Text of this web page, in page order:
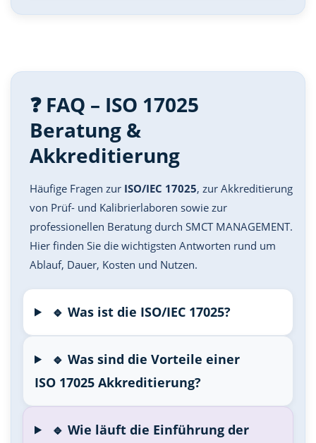
❓ FAQ – ISO 17025
Beratung &
Akkreditierung
Häufige Fragen zur ISO/IEC 17025, zur Akkreditierung
von Prüf- und Kalibrierlaboren sowie zur
professionellen Beratung durch SMCT MANAGEMENT.
Hier finden Sie die wichtigsten Antworten rund um
Ablauf, Dauer, Kosten und Nutzen.
🔹 Was ist die ISO/IEC 17025?
🔹 Was sind die Vorteile einer
ISO 17025 Akkreditierung?
🔹 Wie läuft die Einführung der